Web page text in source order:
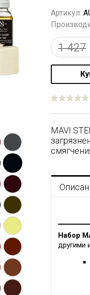
Артикул:
1 427
MAVI
Набор
другими